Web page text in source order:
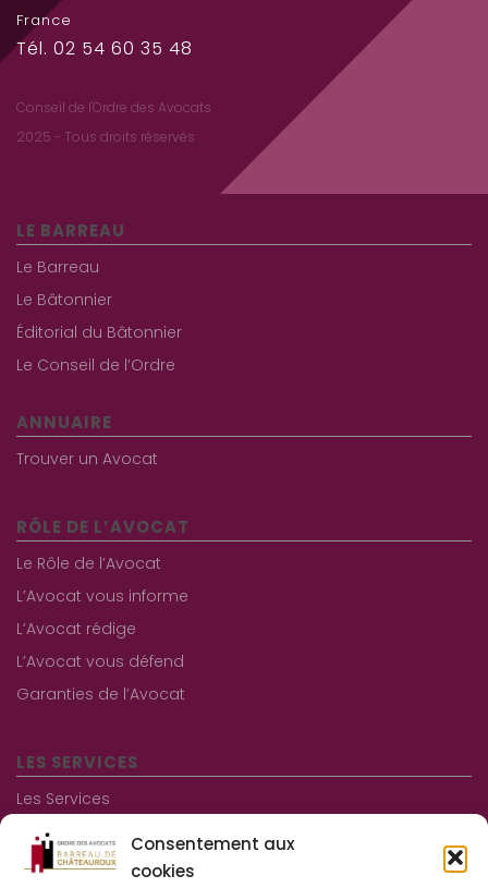
Consentement aux
cookies
France
Tél. 02 54 60 35 48
Conseil de l'Ordre des Avocats
2025 - Tous droits réservés
LE BARREAU
Le Barreau
Le Bâtonnier
Éditorial du Bâtonnier
Le Conseil de l’Ordre
ANNUAIRE
Trouver un Avocat
RÔLE DE L’AVOCAT
Le Rôle de l’Avocat
L’Avocat vous informe
L’Avocat rédige
L’Avocat vous défend
Garanties de l’Avocat
LES SERVICES
Les Services
Les consultations gratuites
Aide juridictionnelle